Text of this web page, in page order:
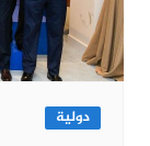
دولية